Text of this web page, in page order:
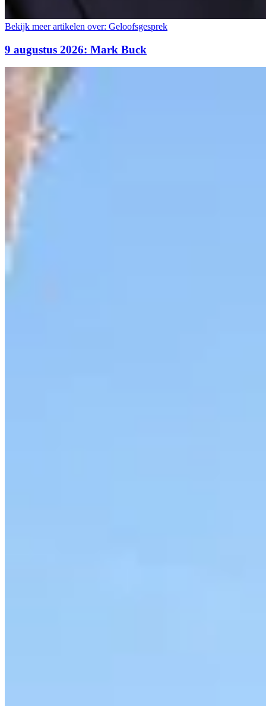
Bekijk meer artikelen over: Geloofsgesprek
9 augustus 2026: Mark Buck